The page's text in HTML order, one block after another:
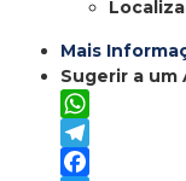
Mais
Sugerir a um
WhatsApp
Telegram